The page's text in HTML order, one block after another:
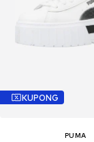
KUPONG
PUMA